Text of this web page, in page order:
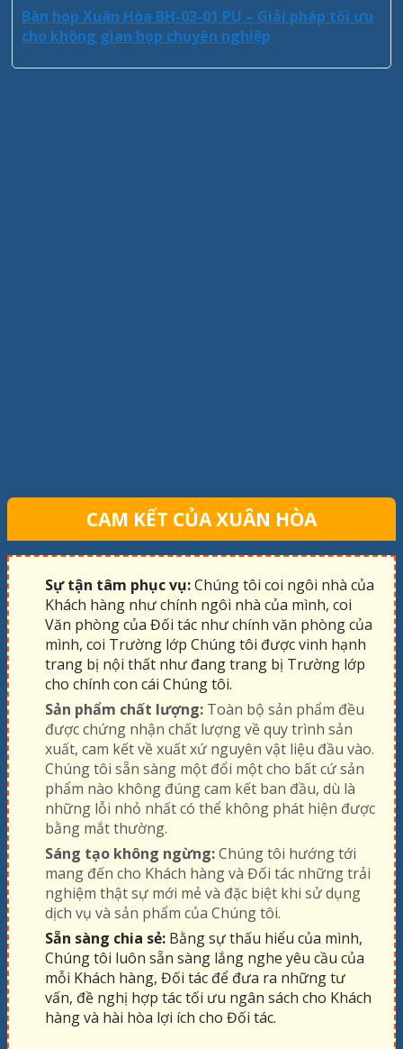
Bàn họp Xuân Hòa BH-03-01 PU – Giải pháp tối ưu
cho không gian họp chuyên nghiệp
CAM KẾT CỦA XUÂN HÒA
Sự tận tâm phục vụ:Chúng tôi coi ngôi nhà của
Khách hàng như chính ngôi nhà của mình, coi
Văn phòng của Đối tác như chính văn phòng của
mình, coi Trường lớp Chúng tôi được vinh hạnh
trang bị nội thất như đang trang bị Trường lớp
cho chính con cái Chúng tôi.
Sản phẩm chất lượng: Toàn bộ sản phẩm đều
được chứng nhận chất lượng về quy trình sản
xuất, cam kết về xuất xứ nguyên vật liệu đầu vào.
Chúng tôi sẵn sàng một đổi một cho bất cứ sản
phẩm nào không đúng cam kết ban đầu, dù là
những lỗi nhỏ nhất có thể không phát hiện được
bằng mắt thường.
Sáng tạo không ngừng:Chúng tôi hướng tới
mang đến cho Khách hàng và Đối tác những trải
nghiệm thật sự mới mẻ và đặc biệt khi sử dụng
dịch vụ và sản phẩm của Chúng tôi.
Sẵn sàng chia sẻ: Bằng sự thấu hiểu của mình,
Chúng tôi luôn sẵn sàng lắng nghe yêu cầu của
mỗi Khách hàng, Đối tác để đưa ra những tư
vấn, đề nghị hợp tác tối ưu ngân sách cho Khách
hàng và hài hòa lợi ích cho Đối tác.